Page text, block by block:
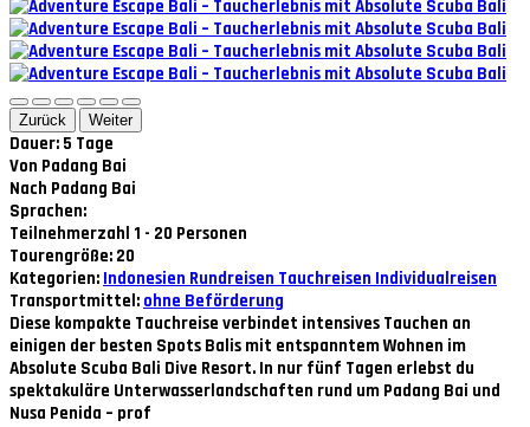
Zurück Weiter
Dauer: 5 Tage
Von Padang Bai
Nach Padang Bai
Sprachen:
Teilnehmerzahl 1 - 20 Personen
Tourengröße: 20
Kategorien: Indonesien Rundreisen Tauchreisen Individualreisen
Transportmittel: ohne Beförderung
Diese kompakte Tauchreise verbindet intensives Tauchen an
einigen der besten Spots Balis mit entspanntem Wohnen im
Absolute Scuba Bali Dive Resort. In nur fünf Tagen erlebst du
spektakuläre Unterwasserlandschaften rund um Padang Bai und
Nusa Penida – prof